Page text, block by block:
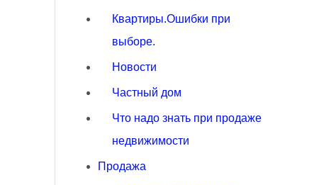
Квартиры.Ошибки при
выборе.
Новости
Частный дом
Что надо знать при продаже
недвижимости
Продажа